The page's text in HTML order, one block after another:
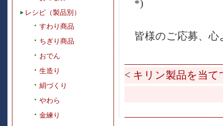
レシピ（製品別）
すわり商品
ちぎり商品
おでん
生造り
絹づくり
やわら
金練り
*)
皆様のご応募、
< キリン製品を当